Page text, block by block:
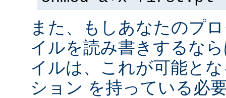
また、もしあなたのプ
イルを読み書きするな
イルは、これが可能と
ション を持っている必